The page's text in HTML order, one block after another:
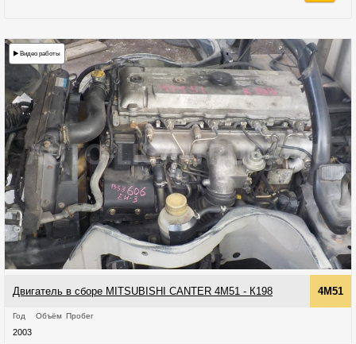
4M51
Двигатель в сборе MITSUBISHI CANTER 4M51 - К198
Год
2003
Объём Пробег
Видео работы